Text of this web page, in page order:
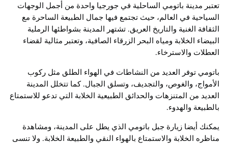
تعتبر مدينة باتومي الساحلية في جورجيا واحدة من أجمل الوجهات
السياحية في العالم، حيث تجتمع فيها جمال الطبيعة الساحرة مع
الثقافة الغنية والتاريخ العريق. تشتهر المدينة بشواطئها الرملية
البيضاء الخلابة ومياه البحر الزرقاء الصافية، وتعتبر مثالية لقضاء
العطلات والاسترخاء.
باتومي توفر العديد من النشاطات في الهواء الطلق مثل ركوب
الأمواج، والغوص، والتجديف، وتسلق الجبال. كما تتخلل المدينة
العديد من المتنزهات والحدائق الطبيعية الخلابة التي تدعو للاستمتاع
بالطبيعة والهدوء.
يمكنك أيضا زيارة جبل باتومي الذي يطل على المدينة، ومشاهدة
مناظره الخلابة والاستمتاع بالهواء النقي والطبيعة الخلابة. ولا تنسى